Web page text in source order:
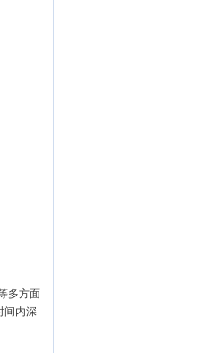
多方面
间内深